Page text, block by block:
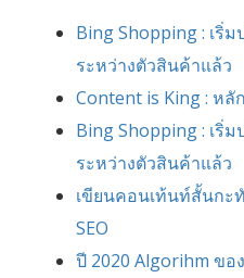
Bing Shopping : เริ่ม
ระหว่างตัวสินค้าแล้ว
Content is King : หลั
Bing Shopping : เริ่ม
ระหว่างตัวสินค้าแล้ว
เขียนคอนเท้นท์สั้นกะ
SEO
ปี 2020 Algorihm ขอ